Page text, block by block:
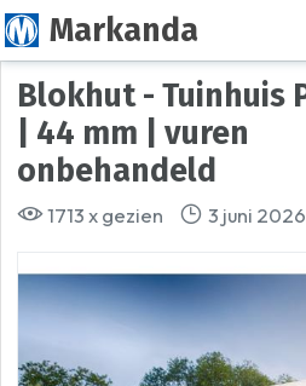
Markanda
Blokhut - Tuinhuis Pavel
| 44 mm | vuren
onbehandeld
1713 x gezien 3 juni 2026